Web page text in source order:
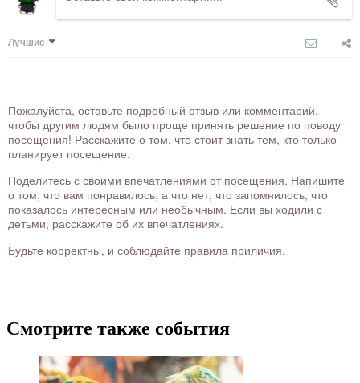
Лучшие
Пожалуйста, оставьте подробный отзыв или комментарий,
чтобы другим людям было проще принять решение по поводу
посещения! Расскажите о том, что стоит знать тем, кто только
планирует посещение.
Поделитесь с своими впечатлениями от посещения. Напишите
о том, что вам понравилось, а что нет, что запомнилось, что
показалось интересным или необычным. Если вы ходили с
детьми, расскажите об их впечатлениях.
Будьте корректны, и соблюдайте правила приличия.
Смотрите также события